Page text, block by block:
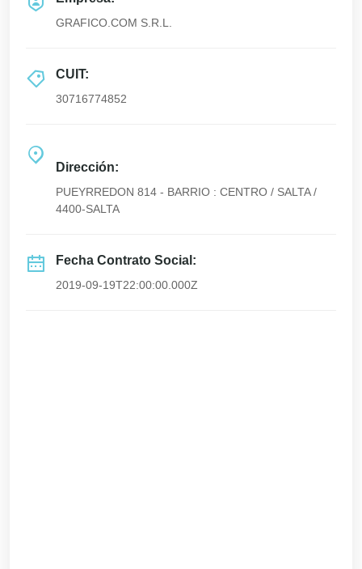
GRAFICO.COM S.R.L.
CUIT:
30716774852
Dirección:
PUEYRREDON 814 - BARRIO : CENTRO / SALTA /
4400-SALTA
Fecha Contrato Social:
2019-09-19T22:00:00.000Z